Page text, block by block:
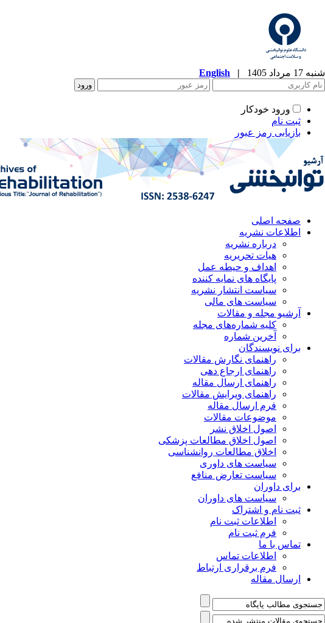
شنبه 17 مرداد 1405 |
English
ورود خودکار
ثبت نام
بازیابی رمز عبور
صفحه اصلی
اطلاعات نشریه
درباره نشریه
هیات تحریریه
اهداف و حیطه عمل
پایگاه های نمایه کننده
سیاست انتشار نشریه
سیاست های مالی
آرشیو مجله و مقالات
کلیه شماره‌های مجله
آخرین شماره
برای نویسندگان
راهنمای نگارش مقالات
راهنمای ارجاع دهی
راهنمای ارسال مقاله
راهنمای ویرایش مقالات
فرم ارسال مقاله
موضوعات مقالات
اصول اخلاق نشر
اصول اخلاق مطالعات پزشکی
اخلاق مطالعات روانشناسی
سیاست های داوری
سیاست تعارض منافع
برای داوران
سیاست های داوران
ثبت نام و اشتراک
اطلاعات ثبت نام
فرم ثبت نام
تماس با ما
اطلاعات تماس
فرم برقراری ارتباط
ارسال مقاله